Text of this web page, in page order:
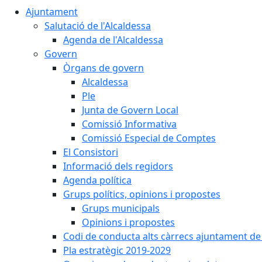
Ajuntament
Salutació de l'Alcaldessa
Agenda de l'Alcaldessa
Govern
Òrgans de govern
Alcaldessa
Ple
Junta de Govern Local
Comissió Informativa
Comissió Especial de Comptes
El Consistori
Informació dels regidors
Agenda política
Grups polítics, opinions i propostes
Grups municipals
Opinions i propostes
Codi de conducta alts càrrecs ajuntament
Pla estratègic 2019-2029